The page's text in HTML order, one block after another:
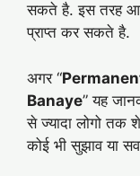
सकते है. इस तरह आप
प्राप्त कर सकते है.
अगर “
Banaye” यह
से ज्यादा लोगो
कोई भी सुझाव या